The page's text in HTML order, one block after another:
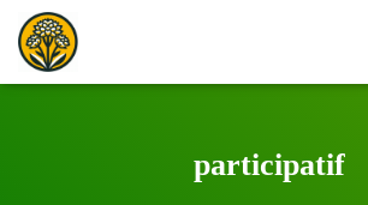
participatif